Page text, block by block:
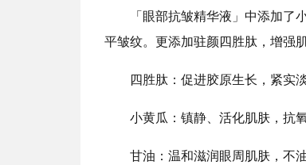
「眼部抗皱精华液」中添加
平皱纹。更添加驻颜四胜肽，增强
四胜肽：促进胶原生长，紧实
小黄瓜：镇静、活化肌肤，抗
甘油：温和滋润眼周肌肤，不